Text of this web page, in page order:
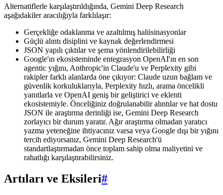
Alternatiflerle karşılaştırıldığında, Gemini Deep Research
aşağıdakiler aracılığıyla farklılaşır:
Gerçekliğe odaklanma ve azaltılmış halüsinasyonlar
Güçlü alıntı disiplini ve kaynak değerlendirmesi
JSON yapılı çıktılar ve şema yönlendirilebilirliği
Google'ın ekosisteminde entegrasyon OpenAI'ın en son
agentic yığını, Anthropic'in Claude'u ve Perplexity gibi
rakipler farklı alanlarda öne çıkıyor: Claude uzun bağlam ve
güvenlik korkuluklarıyla, Perplexity hızlı, arama öncelikli
yanıtlarla ve OpenAI geniş bir geliştirici ve eklenti
ekosistemiyle. Önceliğiniz doğrulanabilir alıntılar ve hat dostu
JSON ile araştırma derinliği ise, Gemini Deep Research
zorlayıcı bir durum yaratır. Ağır araştırma olmadan yaratıcı
yazma yeteneğine ihtiyacınız varsa veya Google dışı bir yığını
tercih ediyorsanız, Gemini Deep Research'ü
standartlaştırmadan önce toplam sahip olma maliyetini ve
rahatlığı karşılaştırabilirsiniz.
Artıları ve Eksileri#